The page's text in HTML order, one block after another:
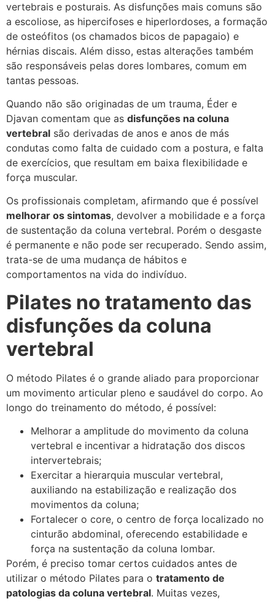
vertebrais e posturais. As disfunções mais comuns são
a escoliose, as hipercifoses e hiperlordoses, a formação
de osteófitos (os chamados bicos de papagaio) e
hérnias discais. Além disso, estas alterações também
são responsáveis pelas dores lombares, comum em
tantas pessoas.
Quando não são originadas de um trauma, Éder e
Djavan comentam que as disfunções na coluna
vertebral são derivadas de anos e anos de más
condutas como falta de cuidado com a postura, e falta
de exercícios, que resultam em baixa flexibilidade e
força muscular.
Os profissionais completam, afirmando que é possível
melhorar os sintomas, devolver a mobilidade e a força
de sustentação da coluna vertebral. Porém o desgaste
é permanente e não pode ser recuperado. Sendo assim,
trata-se de uma mudança de hábitos e
comportamentos na vida do indivíduo.
Pilates no tratamento das
disfunções da coluna
vertebral
O método Pilates é o grande aliado para proporcionar
um movimento articular pleno e saudável do corpo. Ao
longo do treinamento do método, é possível:
Melhorar a amplitude do movimento da coluna
vertebral e incentivar a hidratação dos discos
intervertebrais;
Exercitar a hierarquia muscular vertebral,
auxiliando na estabilização e realização dos
movimentos da coluna;
Fortalecer o core, o centro de força localizado no
cinturão abdominal, oferecendo estabilidade e
força na sustentação da coluna lombar.
Porém, é preciso tomar certos cuidados antes de
utilizar o método Pilates para o tratamento de
patologias da coluna vertebral. Muitas vezes,